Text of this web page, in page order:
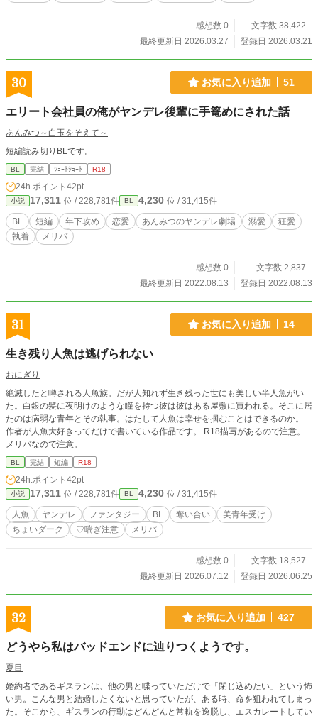
感想数 0
文字数 38,422
最終更新日 2026.03.27
登録日 2026.03.21
30 お気に入り追加 51
エリート会社員の俺がヤンデレ後輩に手篭めにされた話
あんみつ～白玉をそえて～
短編読み切りBLです。
BL 完結 ｼｮｰﾄｼｮｰﾄ R18
24h.ポイント 42pt
小説 17,311 位 / 228,781件 BL 4,230 位 / 31,415件
BL 短編 年下攻め 恋愛 あんみつのヤンデレ劇場 溺愛
狂愛
執着
メリバ
感想数 0
文字数 2,837
最終更新日 2022.08.13
登録日 2022.08.13
31 お気に入り追加 14
生き残り人魚は逃げられない
おにぎり
絶滅したと噂される人魚族。だが人知れず生き残った世にも美しい半人魚がい
た。白銀の髪に夜明けのような瞳を持つ彼は彼はある屋敷に買われる。そこに居
たのは病弱な青年とその執事。はたして人魚は幸せを掴むことはできるのか。
作者が人魚大好きってだけで書いている作品です。 R18描写があるので注意。
メリバなので注意。
BL 完結 短編 R18
24h.ポイント 42pt
小説 17,311 位 / 228,781件 BL 4,230 位 / 31,415件
人魚 ヤンデレ ファンタジー BL 奪い合い
美青年受け
ちょいダーク
♡喘ぎ注意 メリバ
感想数 0
文字数 18,527
最終更新日 2026.07.12
登録日 2026.06.25
32 お気に入り追加 427
どうやら私はバッドエンドに辿りつくようです。
夏目
婚約者であるギスランは、他の男と喋っていただけで「閉じ込めたい」という怖
い男。こんな男と結婚したくないと思っていたが、ある時、命を狙われてしまっ
た。そこから、ギスランの行動はどんどんと常軌を逸脱し、エスカレートしてい